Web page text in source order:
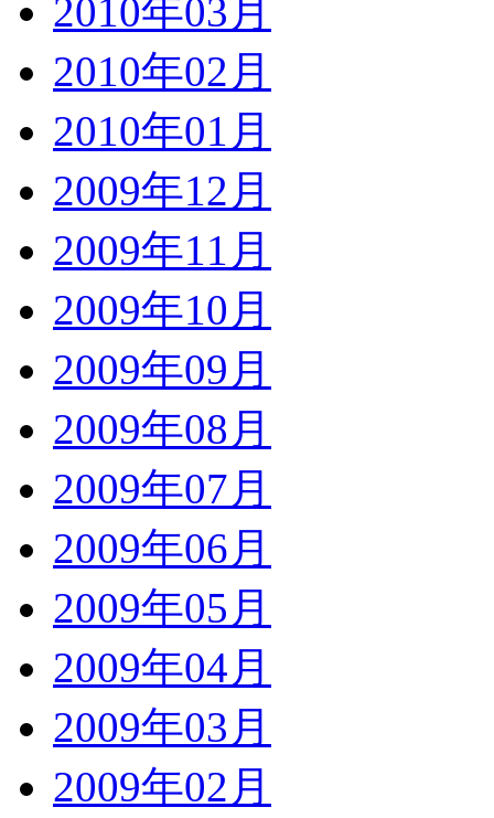
2010年03月
2010年02月
2010年01月
2009年12月
2009年11月
2009年10月
2009年09月
2009年08月
2009年07月
2009年06月
2009年05月
2009年04月
2009年03月
2009年02月